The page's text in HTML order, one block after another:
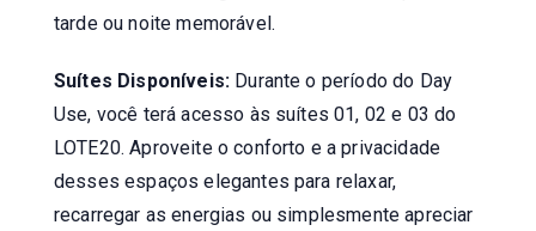
tarde ou noite memorável.
Suítes Disponíveis: Durante o período do Day
Use, você terá acesso às suítes 01, 02 e 03 do
LOTE20. Aproveite o conforto e a privacidade
desses espaços elegantes para relaxar,
recarregar as energias ou simplesmente apreciar